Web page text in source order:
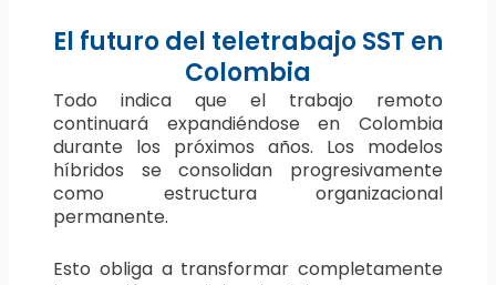
El futuro del teletrabajo SST en
Colombia
Todo indica que el trabajo remoto
continuará expandiéndose en Colombia
durante los próximos años. Los modelos
híbridos se consolidan progresivamente
como estructura organizacional
permanente.
Esto obliga a transformar completamente